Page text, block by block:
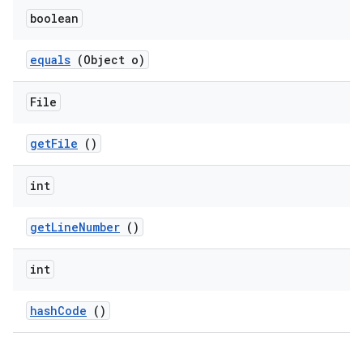
boolean
equals (Object o)
File
getFile ()
int
getLineNumber ()
int
hashCode ()